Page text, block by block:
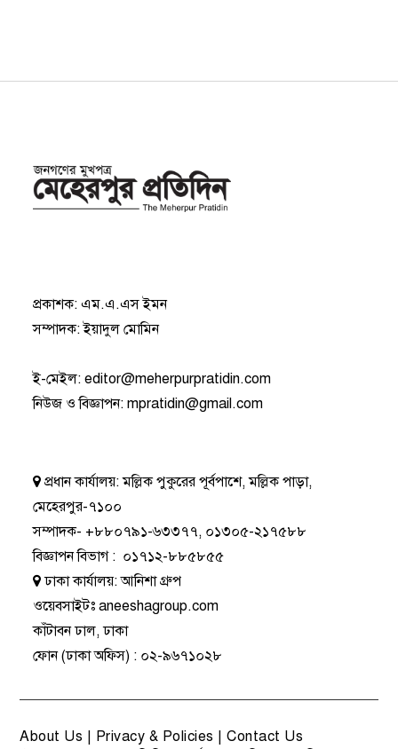
প্রকাশক: এম.এ.এস ইমন
সম্পাদক: ইয়াদুল মোমিন
ই-মেইল:editor@meherpurpratidin.com
নিউজ ও বিজ্ঞাপন:mpratidin@gmail.com
প্রধান কার্যালয়:মল্লিক পুকুরের পূর্বপাশে, মল্লিক পাড়া,
মেহেরপুর-৭১০০
সম্পাদক- +৮৮০৭৯১-৬৩৩৭৭, ০১৩০৫-২১৭৫৮৮
বিজ্ঞাপন বিভাগ: ০১৭১২-৮৮৫৮৫৫
ঢাকা কার্যালয়:আনিশা গ্রুপ
ওয়েবসাইটঃaneeshagroup.com
কাঁটাবন ঢাল, ঢাকা
ফোন(ঢাকা অফিস) : ০২-৯৬৭১০২৮
About Us | Privacy & Policies |Contact Us